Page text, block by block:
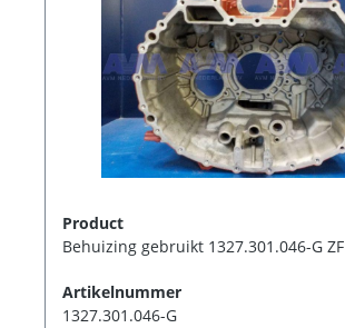
Product
Behuizing gebruikt 1327.301.046-G ZF
Artikelnummer
1327.301.046-G